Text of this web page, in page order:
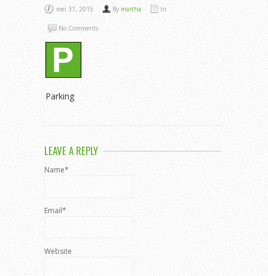
mei 31, 2015 By martha In
No Comments
Parking
LEAVE A REPLY
Name*
Email*
Website